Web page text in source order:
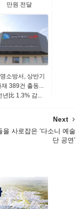
만원 전달
소방서, 상반기
재 389건 출동...
년比 1.3% 감...
Next
을 사로잡은 ‘다소니 예술
단 공연’